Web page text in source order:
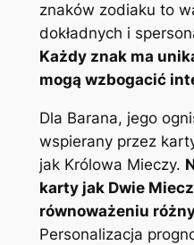
znaków zodiaku to
dokładnych i
Każdy znak ma
mogą wzbogacić
Dla Barana, jego
wspierany przez
jak Królowa Mieczy.
karty jak Dwie
równoważeniu
Personalizacja